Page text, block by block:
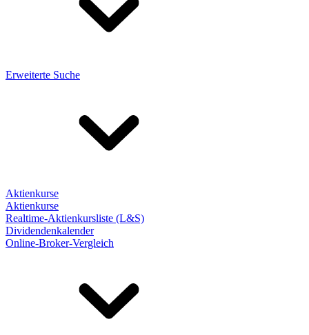
Erweiterte Suche
Aktienkurse
Aktienkurse
Realtime-Aktienkursliste (L&S)
Dividendenkalender
Online-Broker-Vergleich